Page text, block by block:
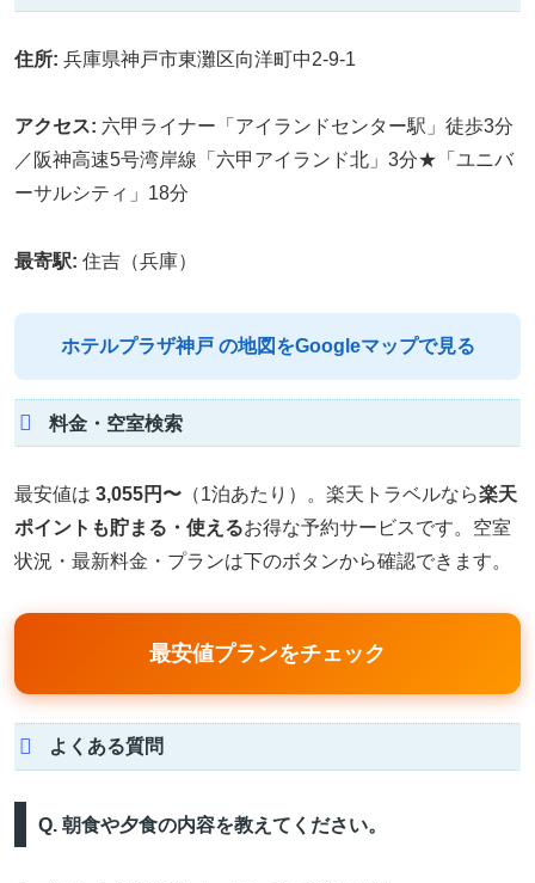
住所: 兵庫県神戸市東灘区向洋町中2-9-1
アクセス: 六甲ライナー「アイランドセンター駅」徒歩3分
／阪神高速5号湾岸線「六甲アイランド北」3分★「ユニバ
ーサルシティ」18分
最寄駅: 住吉（兵庫）
ホテルプラザ神戸 の地図をGoogleマップで見る
料金・空室検索
最安値は 3,055円〜 （1泊あたり）。楽天トラベルなら楽天
ポイントも貯まる・使えるお得な予約サービスです。空室
状況・最新料金・プランは下のボタンから確認できます。
最安値プランをチェック
よくある質問
Q. 朝食や夕食の内容を教えてください。